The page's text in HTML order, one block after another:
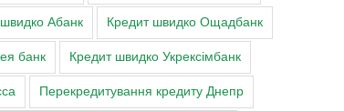
Абанк Кредит швидко Ощадбанк
банк Кредит швидко Укрексімбанк
Перекредитування кредиту Днепр